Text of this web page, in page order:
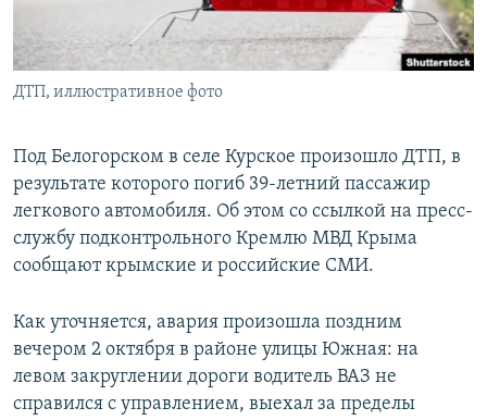
ПОБЕДИТЕЛЕЙ НЕ СУДЯТ?
КРЫМ.НЕПОКОРЕННЫЙ
ELIFBE
ПРИСОЕДИНЯЙТЕСЬ!
Все сайты RFE/RL
ДТП, иллюстративное фото
Под Белогорском в селе Курское произошло ДТП, в
результате которого погиб 39-летний пассажир
легкового автомобиля. Об этом со ссылкой на пресс-
службу подконтрольного Кремлю МВД Крыма
сообщают крымские и российские СМИ.
Как уточняется, авария произошла поздним
вечером 2 октября в районе улицы Южная: на
левом закруглении дороги водитель ВАЗ не
справился с управлением, выехал за пределы